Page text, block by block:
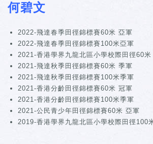
何碧文
2022-飛達春季田徑錦標賽60米 亞軍
2022-飛達春季田徑錦標賽100米亞軍
2021-香港學界九龍北區小學校際田徑60米
2021-飛達秋季田徑錦標賽60米 季軍
2021-飛達秋季田徑錦標賽100米季軍
2021-香港分齡田徑錦標賽60米 冠軍
2021-香港分齡田徑錦標賽100米季軍
2021-公民青少年田徑錦標賽60米 亞軍
2019-香港學界九龍北區小學校際田徑100